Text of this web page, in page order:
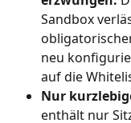
Sandbox
neu
auf die
Nur
enthält nur